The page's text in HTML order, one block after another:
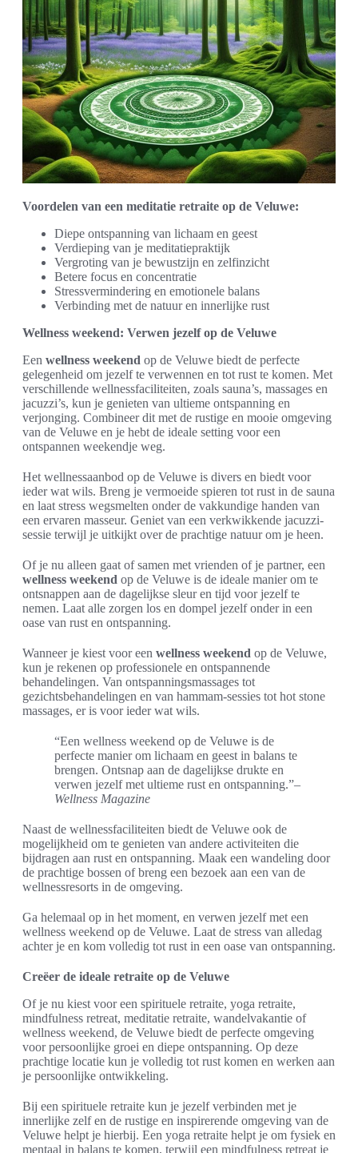
Voordelen van een meditatie retraite op de Veluwe:
Diepe ontspanning van lichaam en geest
Verdieping van je meditatiepraktijk
Vergroting van je bewustzijn en zelfinzicht
Betere focus en concentratie
Stressvermindering en emotionele balans
Verbinding met de natuur en innerlijke rust
Wellness weekend: Verwen jezelf op de Veluwe
Een wellness weekend op de Veluwe biedt de perfecte
gelegenheid om jezelf te verwennen en tot rust te komen. Met
verschillende wellnessfaciliteiten, zoals sauna’s, massages en
jacuzzi’s, kun je genieten van ultieme ontspanning en
verjonging. Combineer dit met de rustige en mooie omgeving
van de Veluwe en je hebt de ideale setting voor een
ontspannen weekendje weg.
Het wellnessaanbod op de Veluwe is divers en biedt voor
ieder wat wils. Breng je vermoeide spieren tot rust in de sauna
en laat stress wegsmelten onder de vakkundige handen van
een ervaren masseur. Geniet van een verkwikkende jacuzzi-
sessie terwijl je uitkijkt over de prachtige natuur om je heen.
Of je nu alleen gaat of samen met vrienden of je partner, een
wellness weekend op de Veluwe is de ideale manier om te
ontsnappen aan de dagelijkse sleur en tijd voor jezelf te
nemen. Laat alle zorgen los en dompel jezelf onder in een
oase van rust en ontspanning.
Wanneer je kiest voor een wellness weekend op de Veluwe,
kun je rekenen op professionele en ontspannende
behandelingen. Van ontspanningsmassages tot
gezichtsbehandelingen en van hammam-sessies tot hot stone
massages, er is voor ieder wat wils.
“Een wellness weekend op de Veluwe is de
perfecte manier om lichaam en geest in balans te
brengen. Ontsnap aan de dagelijkse drukte en
verwen jezelf met ultieme rust en ontspanning.”–
Wellness Magazine
Naast de wellnessfaciliteiten biedt de Veluwe ook de
mogelijkheid om te genieten van andere activiteiten die
bijdragen aan rust en ontspanning. Maak een wandeling door
de prachtige bossen of breng een bezoek aan een van de
wellnessresorts in de omgeving.
Ga helemaal op in het moment, en verwen jezelf met een
wellness weekend op de Veluwe. Laat de stress van alledag
achter je en kom volledig tot rust in een oase van ontspanning.
Creëer de ideale retraite op de Veluwe
Of je nu kiest voor een spirituele retraite, yoga retraite,
mindfulness retreat, meditatie retraite, wandelvakantie of
wellness weekend, de Veluwe biedt de perfecte omgeving
voor persoonlijke groei en diepe ontspanning. Op deze
prachtige locatie kun je volledig tot rust komen en werken aan
je persoonlijke ontwikkeling.
Bij een spirituele retraite kun je jezelf verbinden met je
innerlijke zelf en de rustige en inspirerende omgeving van de
Veluwe helpt je hierbij. Een yoga retraite helpt je om fysiek en
mentaal in balans te komen, terwijl een mindfulness retreat je